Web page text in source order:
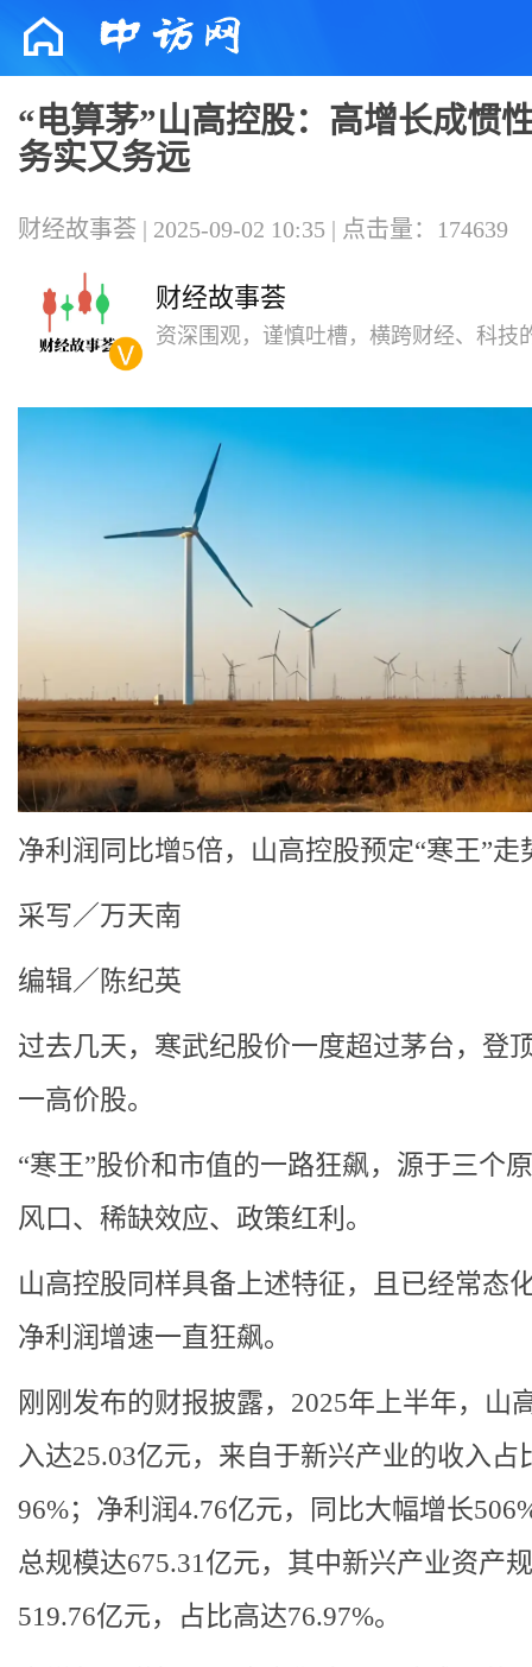
“电算茅”山高控股：高增长成惯
务实又务远
财经故事荟 | 2025-09-02 10:35 | 点击量：174639
财经故事荟
资深围观，谨慎吐槽，横跨财经、科技
净利润同比增5倍，山高控股预定“寒王”走
采写／万天南
编辑／陈纪英
过去几天，寒武纪股价一度超过茅台，登
一高价股。
“寒王”股价和市值的一路狂飙，源于三个
风口、稀缺效应、政策红利。
山高控股同样具备上述特征，且已经常态
净利润增速一直狂飙。
刚刚发布的财报披露，2025年上半年，山
入达25.03亿元，来自于新兴产业的收入占
96%；净利润4.76亿元，同比大幅增长
总规模达675.31亿元，其中新兴产业资产
519.76亿元，占比高达76.97%。